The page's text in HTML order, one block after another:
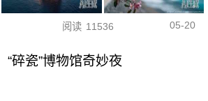
阅读 11536 05-20
“碎瓷”博物馆奇妙夜